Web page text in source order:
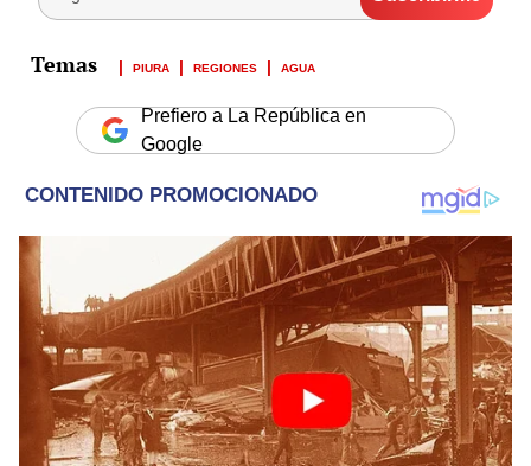
PIURA REGIONES AGUA
Prefiero a La República en
Google